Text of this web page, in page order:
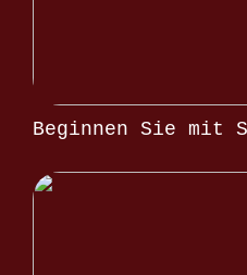
Beginnen Sie mit